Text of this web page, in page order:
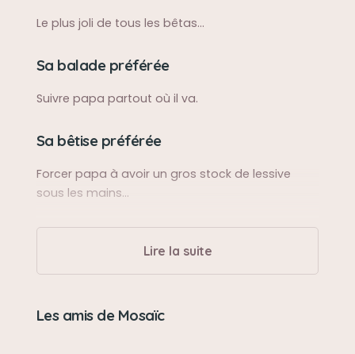
Le plus joli de tous les bêtas...
Sa balade préférée
Suivre papa partout où il va.
Sa bêtise préférée
Forcer papa à avoir un gros stock de lessive
sous les mains...
Son caractère
Doux comme un agneau.
Son jouet préféré
Lire la suite
Les amis de Mosaïc